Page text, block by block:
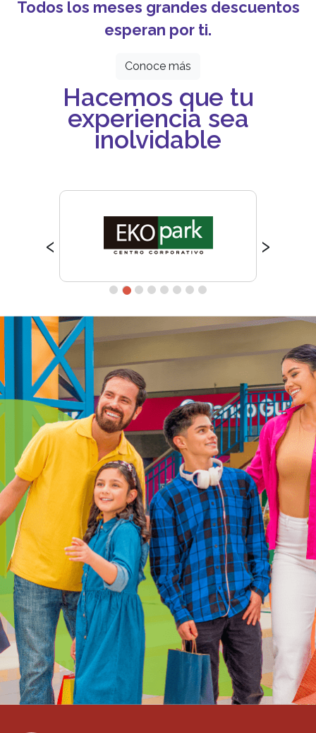
Todos los meses grandes descuentos
esperan por ti.
Conoce más
Hacemos que tu
experiencia sea
inolvidable
‹ ›